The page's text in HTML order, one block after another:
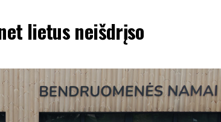
lietus neišdrįso